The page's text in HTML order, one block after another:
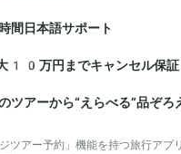
日本語サポート
10万円までキャンセル保証
アーから“えらべる”品ぞろ
ツアー予約」機能を持つ旅行アプ